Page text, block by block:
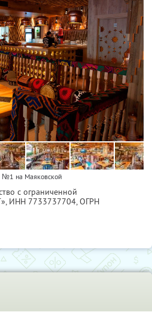
№1 на Маяковской
с ограниченной
ИНН 7733737704, ОГРН